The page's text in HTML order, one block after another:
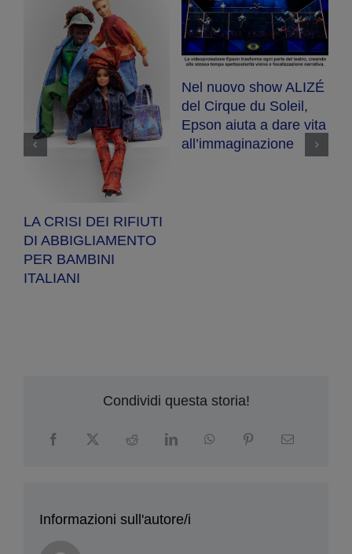
LA CRISI DEI RIFIUTI
DI ABBIGLIAMENTO
PER BAMBINI
ITALIANI
Nel nuovo show ALIZÉ
del Cirque du Soleil,
Epson aiuta a dare vita
all’immaginazione
Condividi questa storia!
Informazioni sull'autore/i